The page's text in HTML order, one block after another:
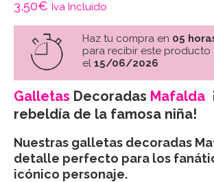
3,50€ Iva Incluido
Haz tu compra en 05
para recibir este producto
el 15/06/2026
Galletas Decoradas Mafalda
rebeldía de la famosa niña!
Nuestras galletas decoradas
detalle perfecto para los
icónico personaje.